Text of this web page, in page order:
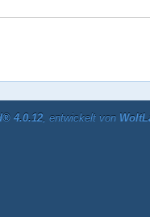
4.0.12, entwickelt von